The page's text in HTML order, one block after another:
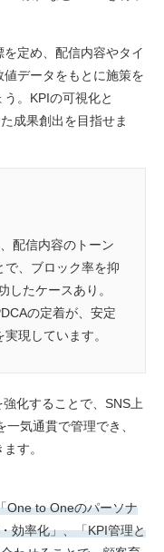
定め、配信内容やタイ
データをもとに施策を
。KPIの可視化と
成果創出を目指せま
配信内容のトーン
で、ブロック率を抑
したケースあり。
の定着が、安定
現しています。
化することで、SNS上
気通貫で管理でき、
ます。
One to Oneのパーソナ
効率化」、「KPI管理と